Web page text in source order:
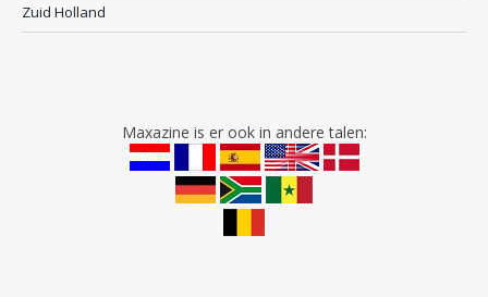
Zuid Holland
Maxazine is er ook in andere talen: